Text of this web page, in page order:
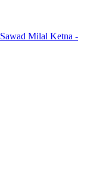
Milal Ketna -